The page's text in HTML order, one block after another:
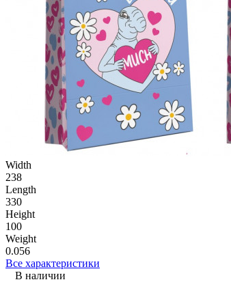
Width
238
Length
330
Height
100
Weight
0.056
Все характеристики
В наличии